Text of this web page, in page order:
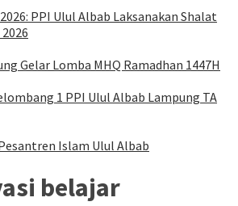
PPI Ulul Albab Laksanakan Shalat
Gelar Lomba MHQ Ramadhan 1447H
1 PPI Ulul Albab Lampung TA
Islam Ulul Albab
belajar